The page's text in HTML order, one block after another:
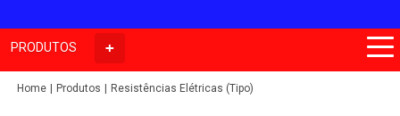
PRODUTOS
Home Produtos Resistências Elétricas (Tipo)